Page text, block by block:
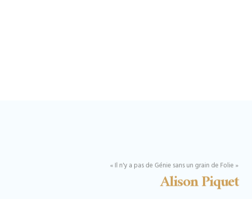
« Il n'y a pas de Génie sans un grain de Folie »
Alison Piquet